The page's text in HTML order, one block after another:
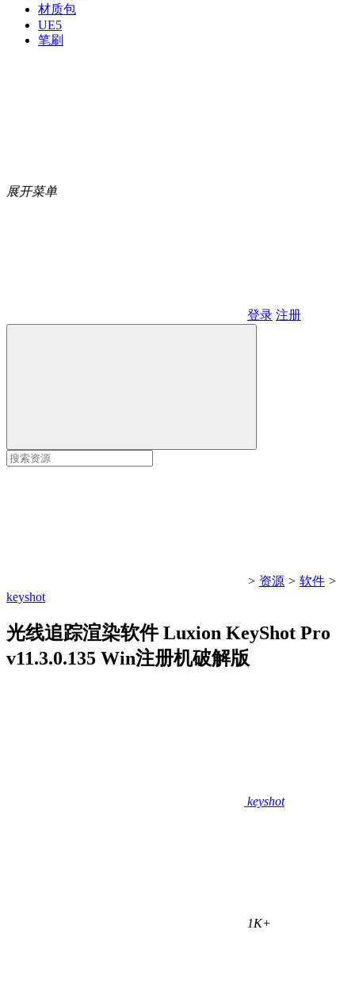
材质包
UE5
笔刷
展开菜单
登录 注册
> 资源 > 软件 >
keyshot
光线追踪渲染软件 Luxion KeyShot Pro
v11.3.0.135 Win注册机破解版
keyshot
1K+